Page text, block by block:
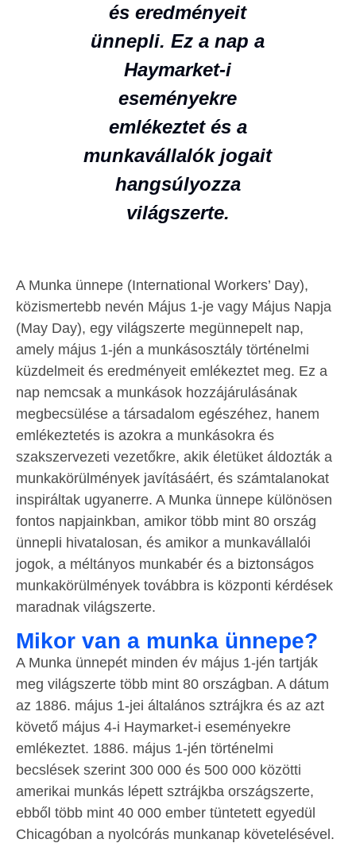
és eredményeit
ünnepli. Ez a nap a
Haymarket-i
eseményekre
emlékeztet és a
munkavállalók jogait
hangsúlyozza
világszerte.
A Munka ünnepe (International Workers’ Day),
közismertebb nevén Május 1-je vagy Május Napja
(May Day), egy világszerte megünnepelt nap,
amely május 1-jén a munkásosztály történelmi
küzdelmeit és eredményeit emlékeztet meg. Ez a
nap nemcsak a munkások hozzájárulásának
megbecsülése a társadalom egészéhez, hanem
emlékeztetés is azokra a munkásokra és
szakszervezeti vezetőkre, akik életüket áldozták a
munkakörülmények javításáért, és számtalanokat
inspiráltak ugyanerre. A Munka ünnepe különösen
fontos napjainkban, amikor több mint 80 ország
ünnepli hivatalosan, és amikor a munkavállalói
jogok, a méltányos munkabér és a biztonságos
munkakörülmények továbbra is központi kérdések
maradnak világszerte.
Mikor van a munka ünnepe?
A Munka ünnepét minden év május 1-jén tartják
meg világszerte több mint 80 országban. A dátum
az 1886. május 1-jei általános sztrájkra és az azt
követő május 4-i Haymarket-i eseményekre
emlékeztet. 1886. május 1-jén történelmi
becslések szerint 300 000 és 500 000 közötti
amerikai munkás lépett sztrájkba országszerte,
ebből több mint 40 000 ember tüntetett egyedül
Chicagóban a nyolcórás munkanap követelésével.